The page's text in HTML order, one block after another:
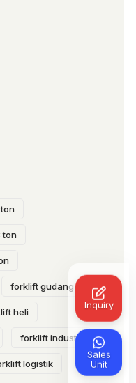
ton
forklift gudang
heli
forklift industri
logistik
Inquiry
Sales
Unit